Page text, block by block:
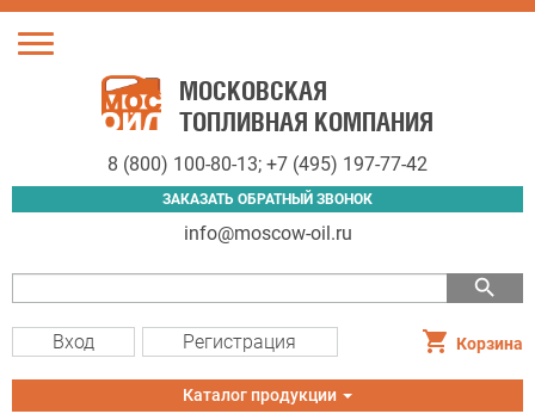
Toggle
МОСКОВСКАЯ
ТОПЛИВНАЯ КОМПАНИЯ
8 (800) 100-80-13; +7 (495) 197-77-42
ЗАКАЗАТЬ ОБРАТНЫЙ ЗВОНОК
info@moscow-oil.ru
search
Вход Регистрация Корзина
Toggle
Каталог продукции